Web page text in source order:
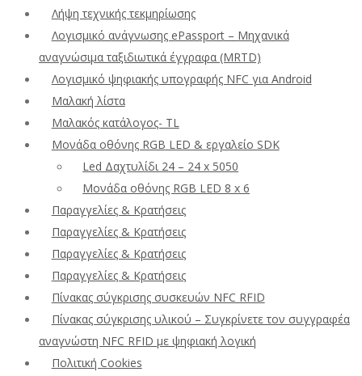
Λήψη τεχνικής τεκμηρίωσης
Λογισμικό ανάγνωσης ePassport – Μηχανικά
αναγνώσιμα ταξιδιωτικά έγγραφα (MRTD)
Λογισμικό ψηφιακής υπογραφής NFC για Android
Μαλακή λίστα
Μαλακός κατάλογος- TL
Μονάδα οθόνης RGB LED & εργαλείο SDK
Led Δαχτυλίδι 24 – 24 x 5050
Μονάδα οθόνης RGB LED 8 x 6
Παραγγελίες & Κρατήσεις
Παραγγελίες & Κρατήσεις
Παραγγελίες & Κρατήσεις
Παραγγελίες & Κρατήσεις
Πίνακας σύγκρισης συσκευών NFC RFID
Πίνακας σύγκρισης υλικού – Συγκρίνετε τον συγγραφέα
αναγνώστη NFC RFID με ψηφιακή λογική
Πολιτική Cookies